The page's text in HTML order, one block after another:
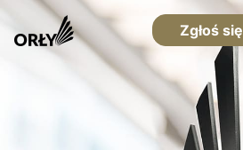
Zgłoś się